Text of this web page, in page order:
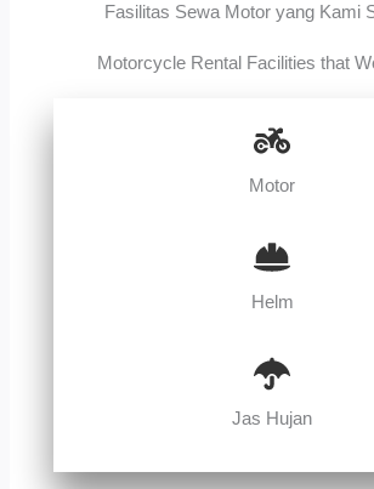
Fasilitas Sewa Motor yang Kami
Motorcycle Rental Facilities that
Motor
Helm
Jas Hujan